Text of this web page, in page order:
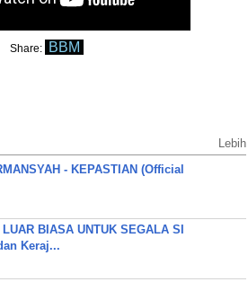
Share: BBM
Lebih
- KEPASTIAN (Official
BIASA UNTUK SEGALA SI
Keraj...